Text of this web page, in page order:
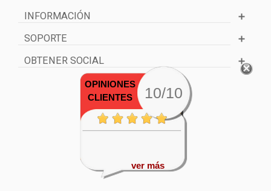
INFORMACIÓN
SOPORTE
OBTENER SOCIAL
OPINIONES
CLIENTES
10/10
ver más